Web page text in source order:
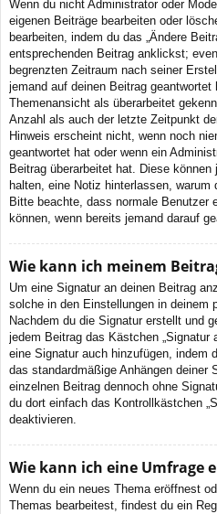
Wenn du nicht Administrator oder
eigenen Beiträge bearbeiten oder
bearbeiten, indem du das „Ändere
entsprechenden Beitrag anklickst;
begrenzten Zeitraum nach seiner
jemand auf deinen Beitrag
Themenansicht als überarbeitet
Anzahl als auch der letzte Zeitpunkt
Hinweis erscheint nicht, wenn noch
geantwortet hat oder wenn ein
Beitrag überarbeitet hat. Diese
halten, eine Notiz hinterlassen, warum
Bitte beachte, dass normale Benutzer
können, wenn bereits jemand darauf
Wie kann ich meinem
Um eine Signatur an deinen Beitrag
solche in den Einstellungen in deinem
Nachdem du die Signatur erstellt und
jedem Beitrag das Kästchen „Signatur
eine Signatur auch hinzufügen, indem
das standardmäßige Anhängen deiner
einzelnen Beitrag dennoch ohne
du dort einfach das Kontrollkästchen
deaktivieren.
Wie kann ich eine Umfrage
Wenn du ein neues Thema eröffnest
Themas bearbeitest, findest du ein